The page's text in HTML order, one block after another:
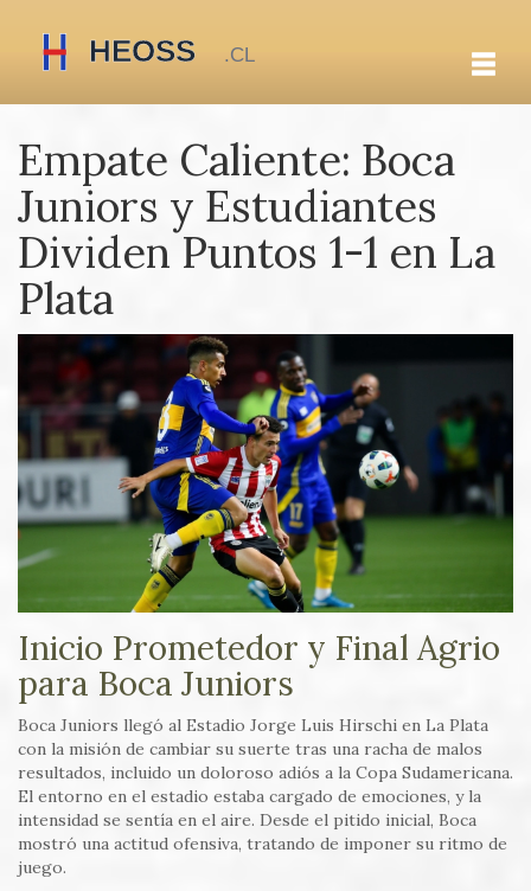
Empate Caliente: Boca
Juniors y Estudiantes
Dividen Puntos 1-1 en La
Plata
Inicio Prometedor y Final Agrio
para Boca Juniors
Boca Juniors llegó al Estadio Jorge Luis Hirschi en La Plata
con la misión de cambiar su suerte tras una racha de malos
resultados, incluido un doloroso adiós a la Copa Sudamericana.
El entorno en el estadio estaba cargado de emociones, y la
intensidad se sentía en el aire. Desde el pitido inicial, Boca
mostró una actitud ofensiva, tratando de imponer su ritmo de
juego.